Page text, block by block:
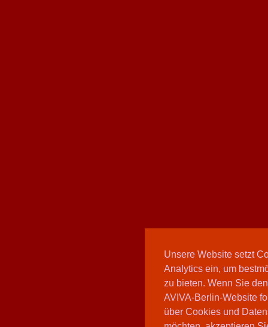
Unsere Website setzt
Analytics ein, um
zu bieten. Wenn Sie
AVIVA-Berlin-Website
über Cookies und